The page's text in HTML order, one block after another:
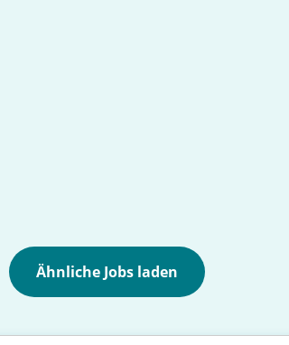
Ähnliche Jobs laden